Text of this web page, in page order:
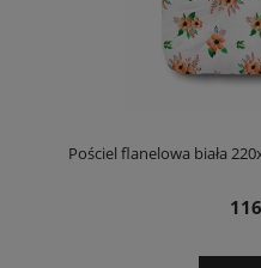
Pościel flanelowa biała